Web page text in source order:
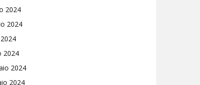
2024
2024
2024
2024
2024